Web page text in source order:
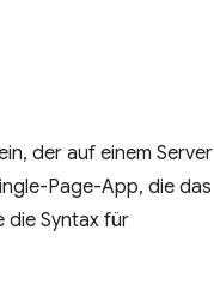
der auf einem Server
Page-App, die das
die Syntax für